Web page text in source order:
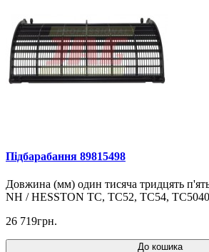
Підбарабання 89815498
Довжина (мм) один тисяча тридцять
NH / HESSTON TC, TC52, TC54,
26 719грн.
До кошика